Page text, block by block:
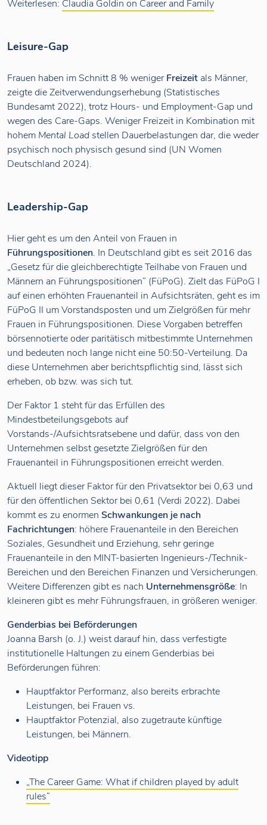
Weiterlesen: Claudia Goldin on Career and Family
Leisure-Gap
Frauen haben im Schnitt 8 % wenigerFreizeit als Männer,
zeigte die Zeitverwendungserhebung (Statistisches
Bundesamt 2022), trotz Hours- und Employment-Gap und
wegen des Care-Gaps. Weniger Freizeit in Kombination mit
hohem Mental Load stellen Dauerbelastungen dar, die weder
psychisch noch physisch gesund sind (UN Women
Deutschland 2024).
Leadership-Gap
Hier geht es um den Anteil von Frauen in
Führungspositionen. In Deutschland gibt es seit 2016 das
„Gesetz für die gleichberechtigte Teilhabe von Frauen und
Männern an Führungspositionen“ (FüPoG). Zielt das FüPoG I
auf einen erhöhten Frauenanteil in Aufsichtsräten, geht es im
FüPoG II um Vorstandsposten und um Zielgrößen für mehr
Frauen in Führungspositionen. Diese Vorgaben betreffen
börsennotierte oder paritätisch mitbestimmte Unternehmen
und bedeuten noch lange nicht eine 50:50-Verteilung. Da
diese Unternehmen aber berichtspflichtig sind, lässt sich
erheben, ob bzw. was sich tut.
Der Faktor 1 steht für das Erfüllen des
Mindestbeteilungsgebots auf
Vorstands-/Aufsichtsratsebene und dafür, dass von den
Unternehmen selbst gesetzte Zielgrößen für den
Frauenanteil in Führungspositionen erreicht werden.
Aktuell liegt dieser Faktor für den Privatsektor bei 0,63 und
für den öffentlichen Sektor bei 0,61 (Verdi 2022). Dabei
kommt es zu enormen Schwankungen je nach
Fachrichtungen: höhere Frauenanteile in den Bereichen
Soziales, Gesundheit und Erziehung, sehr geringe
Frauenanteile in den MINT-basierten Ingenieurs-/Technik-
Bereichen und den Bereichen Finanzen und Versicherungen.
Weitere Differenzen gibt es nach Unternehmensgröße: In
kleineren gibt es mehr Führungsfrauen, in größeren weniger.
Genderbias bei Beförderungen
Joanna Barsh (o. J.) weist darauf hin, dass verfestigte
institutionelle Haltungen zu einem Genderbias bei
Beförderungen führen:
Hauptfaktor Performanz, also bereits erbrachte
Leistungen, bei Frauen vs.
Hauptfaktor Potenzial, also zugetraute künftige
Leistungen, bei Männern.
Videotipp
„The Career Game: What if children played by adult
rules“